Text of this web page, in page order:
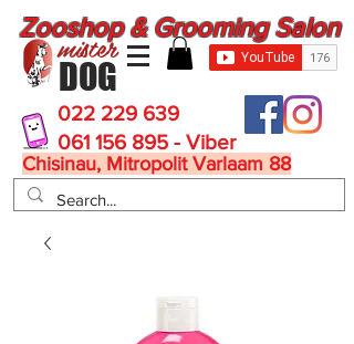
DOG
mister
Zooshop & Grooming Salon
022 229 639
061 156 895 - Viber
Chisinau, Mitropolit Varlaam 88